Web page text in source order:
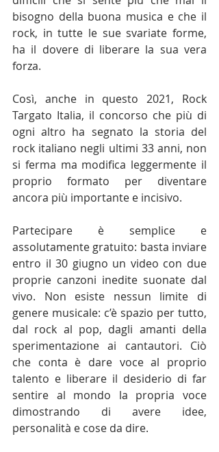
bisogno della buona musica e che il
rock, in tutte le sue svariate forme,
ha il dovere di liberare la sua vera
forza.
Così, anche in questo 2021, Rock
Targato Italia, il concorso che più di
ogni altro ha segnato la storia del
rock italiano negli ultimi 33 anni, non
si ferma ma modifica leggermente il
proprio formato per diventare
ancora più importante e incisivo.
Partecipare è semplice e
assolutamente gratuito: basta inviare
entro il 30 giugno un video con due
proprie canzoni inedite suonate dal
vivo. Non esiste nessun limite di
genere musicale: c’è spazio per tutto,
dal rock al pop, dagli amanti della
sperimentazione ai cantautori. Ciò
che conta è dare voce al proprio
talento e liberare il desiderio di far
sentire al mondo la propria voce
dimostrando di avere idee,
personalità e cose da dire.